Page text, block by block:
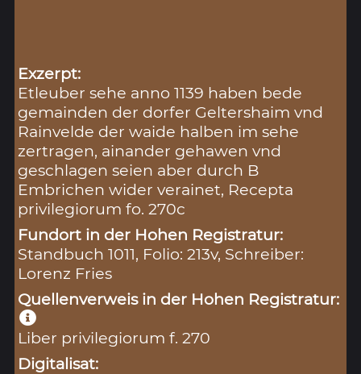
Exzerpt:
Etleuber sehe anno 1139 haben bede
gemainden der dorfer Geltershaim vnd
Rainvelde der waide halben im sehe
zertragen, ainander gehawen vnd
geschlagen seien aber durch B
Embrichen wider verainet, Recepta
privilegiorum fo. 270c
Fundort in der Hohen Registratur:
Standbuch 1011, Folio: 213v, Schreiber:
Lorenz Fries
Quellenverweis in der Hohen Registratur:
Liber privilegiorum f. 270
Digitalisat: